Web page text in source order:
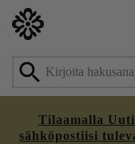
Tilaamalla
sähköpostiisi